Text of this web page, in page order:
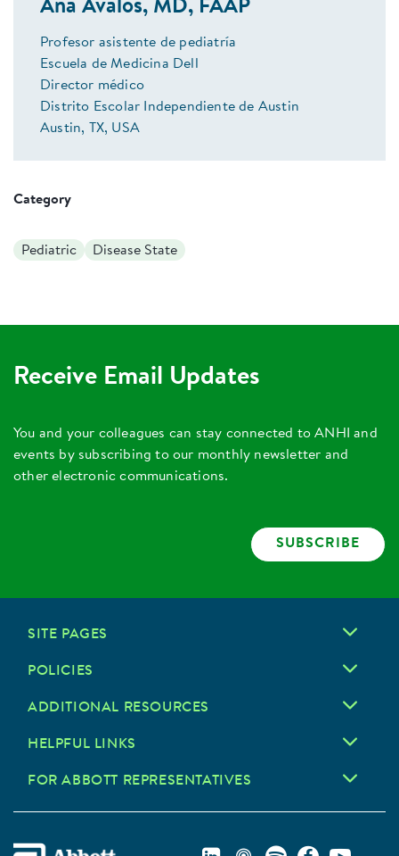
Ana Avalos, MD, FAAP
Profesor asistente de pediatría
Escuela de Medicina Dell
Director médico
Distrito Escolar Independiente de Austin
Austin, TX, USA
Category
Pediatric Disease State
Receive Email Updates
You and your colleagues can stay connected to ANHI and
events by subscribing to our monthly newsletter and
other electronic communications.
SUBSCRIBE
SITE PAGES
POLICIES
ADDITIONAL RESOURCES
HELPFUL LINKS
FOR ABBOTT REPRESENTATIVES